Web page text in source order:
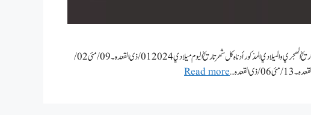
كم تاريخ اليوم هجري 2024 – تاريخ اليوم ميلادي 2024 إخوتي المسلمين الأعزاءیجدد التاريخ الهجري و الميلادي المذكور أدناه كل شهر تاريخ اليوم ميلادي 2024 01/ ذی القعدہ ۔ 09/ مئی 02/
Read more